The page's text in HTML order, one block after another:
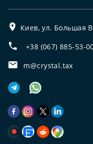
Киев, ул. Большая
+38 (067) 885-53-
m@crystal.tax